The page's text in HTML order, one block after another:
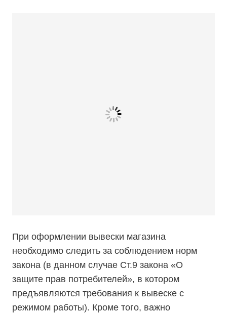
При оформлении вывески магазина
необходимо следить за соблюдением норм
закона (в данном случае Ст.9 закона «О
защите прав потребителей», в котором
предъявляются требования к вывеске с
режимом работы). Кроме того, важно